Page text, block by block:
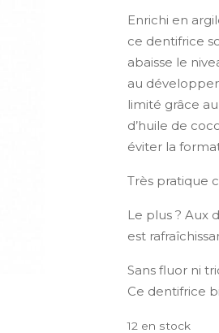
Enrichi en
ce dentifrice
abaisse le
au
limité grâce
d’huile de
éviter la
Très pratique
Le plus ? Aux
est
Sans fluor ni
Ce dentifrice
12 en stock